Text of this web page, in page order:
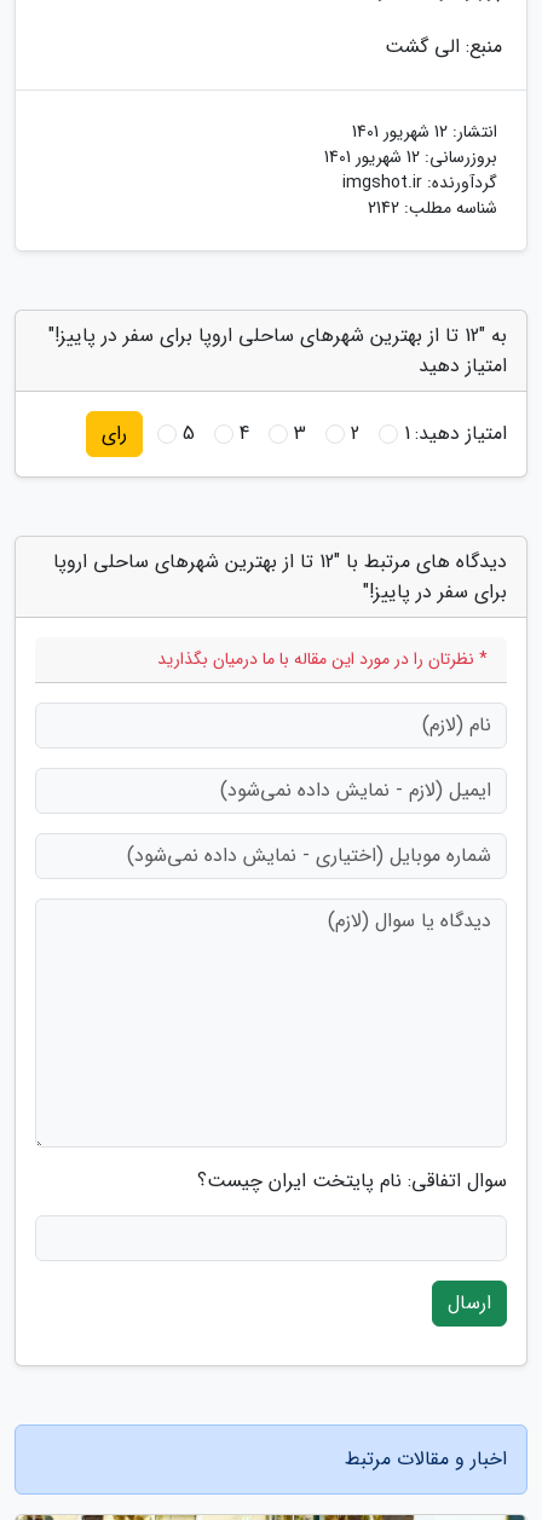
منبع: الی گشت
انتشار: 12 شهریور 1401
بروزرسانی: 12 شهریور 1401
گردآورنده: imgshot.ir
شناسه مطلب: 2142
به "12 تا از بهترین شهرهای ساحلی اروپا برای سفر در پاییز!"
امتیاز دهید
امتیاز دهید:1
2
3
4
5 رای
دیدگاه های مرتبط با "12 تا از بهترین شهرهای ساحلی اروپا
برای سفر در پاییز!"
* نظرتان را در مورد این مقاله با ما درمیان بگذارید
سوال اتفاقی: نام پایتخت ایران چیست؟
ارسال
اخبار و مقالات مرتبط